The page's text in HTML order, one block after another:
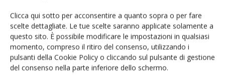
Clicca qui sotto per acconsentire a quanto sopra o per fare
scelte dettagliate. Le tue scelte saranno applicate solamente a
questo sito. È possibile modificare le impostazioni in qualsiasi
momento, compreso il ritiro del consenso, utilizzando i
pulsanti della Cookie Policy o cliccando sul pulsante di gestione
del consenso nella parte inferiore dello schermo.
VIGNETO
NPK Original Gold® di COMPO EXPERT per
la concimazione azotata della...
3 Settembre 2014